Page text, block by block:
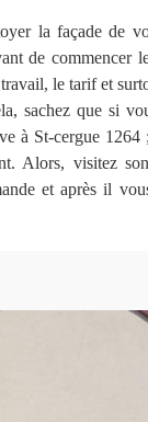
la façade de
de commencer
le tarif et
sachez que si
à St-cergue 1264
Alors, visitez
et après il